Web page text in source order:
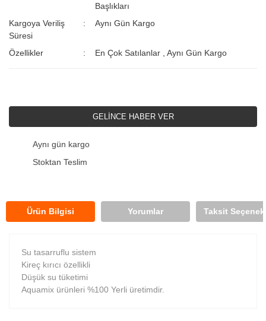
Başlıkları
Kargoya Veriliş
Süresi
Aynı Gün Kargo
Özellikler En Çok Satılanlar ,Aynı Gün Kargo
GELİNCE HABER VER
Aynı gün kargo
Stoktan Teslim
Ürün Bilgisi Yorumlar Taksit
Su tasarruflu sistem
Kireç kırıcı özellikli
Düşük su tüketimi
Aquamix ürünleri %100 Yerli üretimdir.